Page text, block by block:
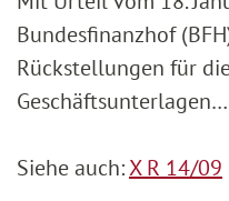
Bundesfinanzhof
Rückstellungen für
Geschäftsunterlagen…
Siehe auch:X R 14/09